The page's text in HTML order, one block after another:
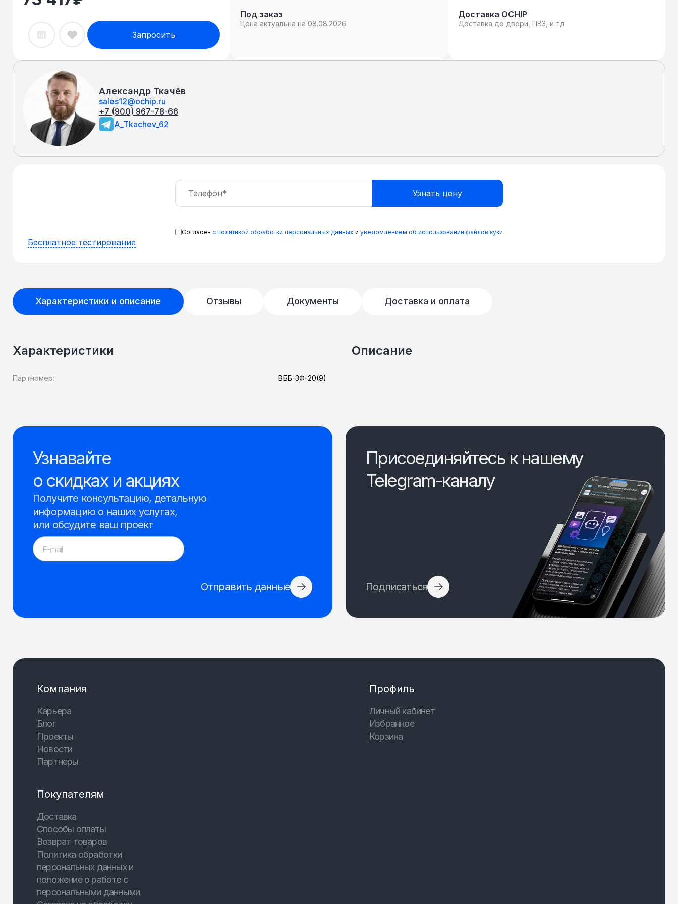
Запросить
Под заказ
Цена актуальна на 08.08.2026
Доставка OCHIP
Доставка до двери, ПВЗ, и тд
Александр Ткачёв
sales12@ochip.ru
+7 (900) 967-78-66
A_Tkachev_62
Согласен с политикой обработки персональных данных и уведомлением об использовании файлов куки
Бесплатное тестирование
Характеристики и описание Отзывы Документы Доставка и оплата
Характеристики
Партномер: ВББ-3Ф-20(9)
Описание
Узнавайте
о скидках и акциях
Получите консультацию, детальную
информацию о наших услугах,
или обсудите ваш проект
Отправить данные
Присоединяйтесь к нашему
Telegram-каналу
Подписаться
Компания
Карьера
Блог
Проекты
Новости
Партнеры
Покупателям
Доставка
Способы оплаты
Возврат товаров
Политика обработки
персональных данных и
положение о работе с
персональными данными
Профиль
Личный кабинет
Избранное
Корзина